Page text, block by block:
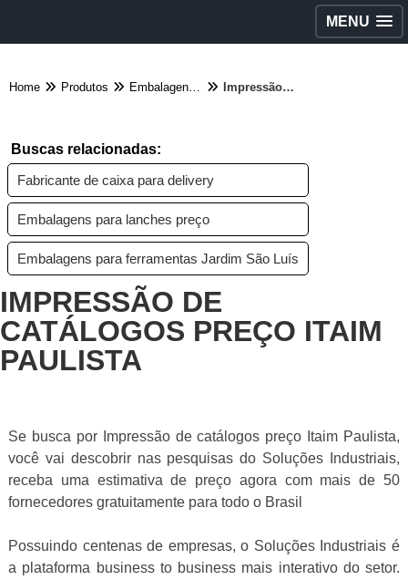
MENU
Home Produtos Embalagens diversas - Categoria Impressão de catálogos preço Itaim Paulista
Buscas relacionadas:
Fabricante de caixa para delivery
Embalagens para lanches preço
Embalagens para ferramentas Jardim São Luís
IMPRESSÃO DE
CATÁLOGOS PREÇO ITAIM
PAULISTA
Se busca por Impressão de catálogos preço Itaim Paulista,
você vai descobrir nas pesquisas do Soluções Industriais,
receba uma estimativa de preço agora com mais de 50
fornecedores gratuitamente para todo o Brasil
Possuindo centenas de empresas, o Soluções Industriais é
a plataforma business to business mais interativo do setor.